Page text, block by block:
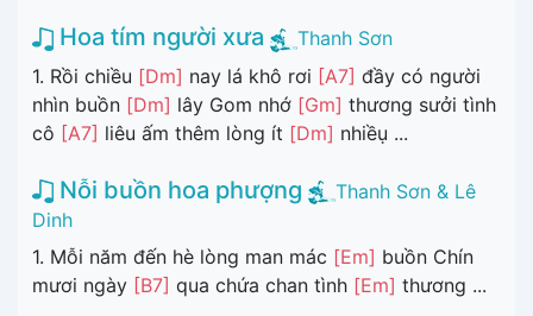
Hoa tím người xưa
Thanh Sơn
1. Rồi chiều [Dm] nay lá khô rơi [A7] đầy có người
nhìn buồn [Dm] lây Gom nhớ [Gm] thương sưởi tình
cô [A7] liêu ấm thêm lòng ít [Dm] nhiềụ ...
Nỗi buồn hoa phượng
Thanh Sơn & Lê
Dinh
1. Mỗi năm đến hè lòng man mác [Em] buồn Chín
mươi ngày [B7] qua chứa chan tình [Em] thương ...